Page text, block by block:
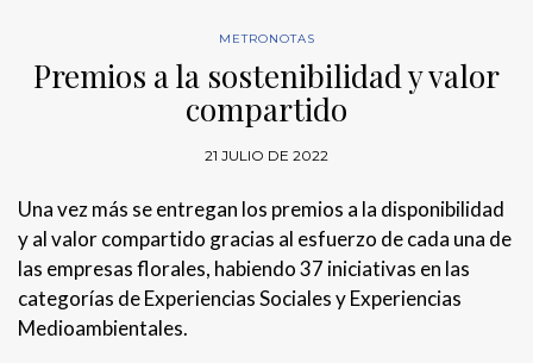
METRONOTAS
Premios a la sostenibilidad y valor
compartido
21 JULIO DE 2022
Una vez más se entregan los premios a la disponibilidad
y al valor compartido gracias al esfuerzo de cada una de
las empresas florales, habiendo 37 iniciativas en las
categorías de Experiencias Sociales y Experiencias
Medioambientales.